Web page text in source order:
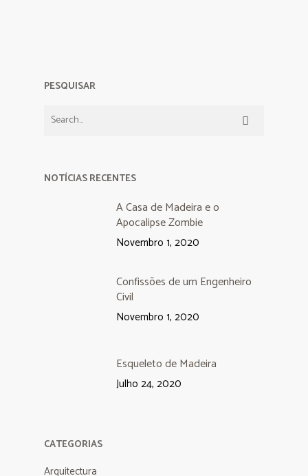
PESQUISAR
NOTÍCIAS RECENTES
A Casa de Madeira e o
Apocalipse Zombie
Novembro 1, 2020
Confissões de um Engenheiro
Civil
Novembro 1, 2020
Esqueleto de Madeira
Julho 24, 2020
CATEGORIAS
Arquitectura